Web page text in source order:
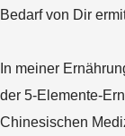
Bedarf von Dir
In meiner
der 5-Elemente-
Chinesischen